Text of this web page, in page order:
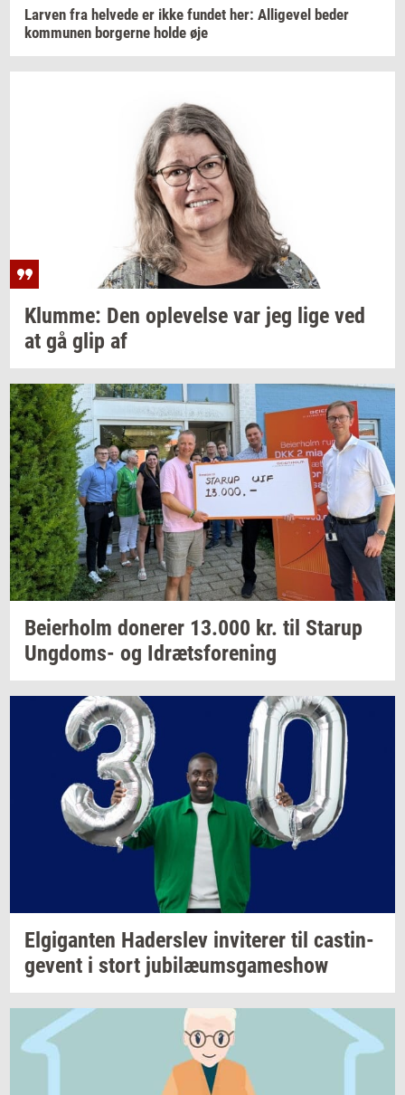
Lar­ven fra hel­ve­de er ikke fun­det her: Al­li­ge­vel beder
kom­mu­nen bor­ger­ne holde øje
Klum­me: Den op­le­vel­se var jeg lige ved
at gå glip af
Bei­er­holm do­ne­rer 13.000 kr. til Starup
Ungdoms-​ og Idræts­for­e­ning
El­gi­gan­ten Ha­der­s­lev in­vi­te­rer til ca­stin­
ge­vent i stort ju­bilæums­ga­mes­how